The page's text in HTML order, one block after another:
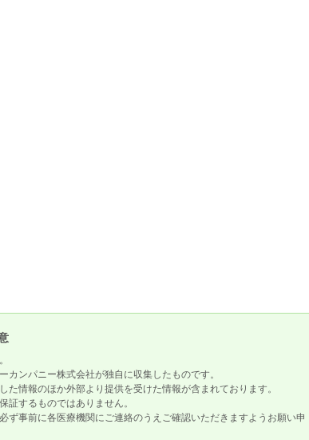
カンパニー株式会社が独自に収集したものです。
た情報のほか外部より提供を受けた情報が含まれております。
証するものではありません。
ず事前に各医療機関にご連絡のうえご確認いただきますようお願い申